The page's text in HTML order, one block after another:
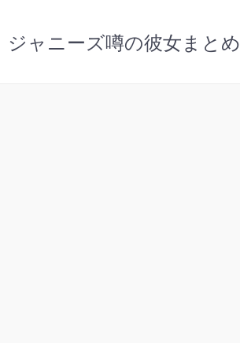
ジャニーズ噂の彼女まとめ